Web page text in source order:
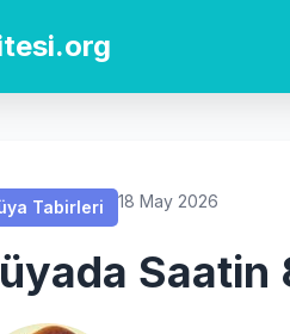
Tabirleri 18 May 2026